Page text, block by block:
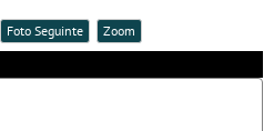
Foto Seguinte Zoom